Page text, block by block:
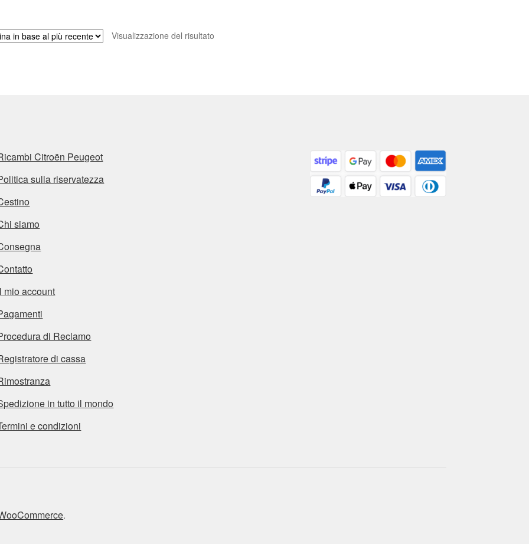
Visualizzazione del risultato
Citroën Peugeot
sulla riservatezza
siamo
mio account
di Reclamo
di cassa
in tutto il mondo
e condizioni
.